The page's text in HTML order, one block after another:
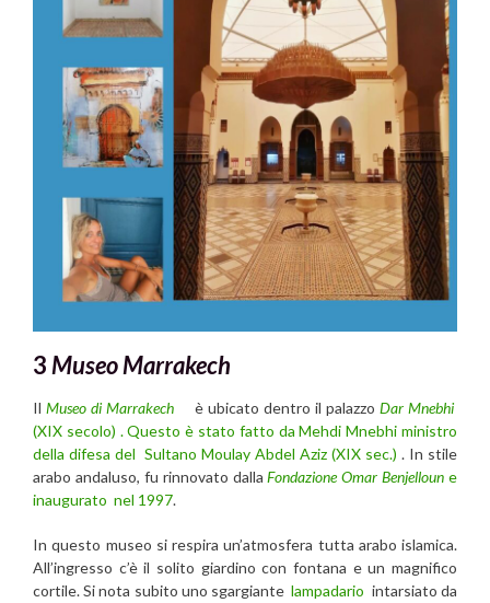
3 Museo Marrakech
Il Museo di Marrakech è ubicato dentro il palazzoDar Mnebhi
(XIX secolo) . Questo è stato fatto da Mehdi Mnebhi ministro
della difesa del Sultano Moulay Abdel Aziz (XIX sec.) . In stile
arabo andaluso, fu rinnovato dallaFondazione Omar Benjelloun e
inaugurato nel 1997.
In questo museo si respira un’atmosfera tutta arabo islamica.
All’ingresso c’è il solito giardino con fontana e un magnifico
cortile. Si nota subito uno sgargiantelampadario intarsiato da